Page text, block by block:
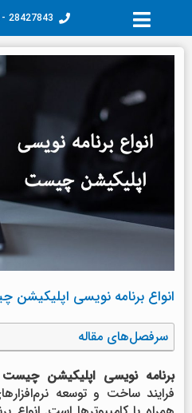
محتوا
28427843 -021
انواع برنامه نویسی
سرفصل‌های مقاله
برنامه نویسی اپلیکیشن چیست
فرایند ساخت و توسعه